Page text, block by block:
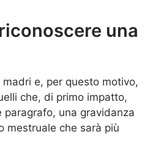
una
e, per questo motivo,
che, di primo impatto,
una gravidanza
mestruale che sarà più